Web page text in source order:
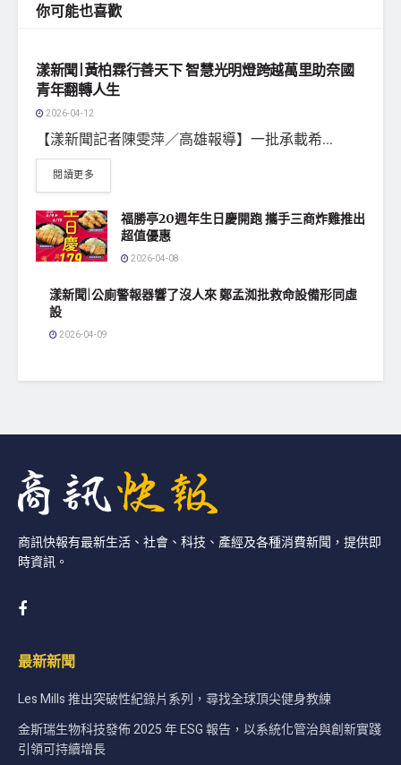
你可能也喜歡
漾新聞|黃柏霖行善天下 智慧光明燈跨越萬里助奈國
青年翻轉人生
2026-04-12
【漾新聞記者陳雯萍／高雄報導】一批承載希...
閱讀更多
福勝亭20週年生日慶開跑 攜手三商炸雞推出
超值優惠
2026-04-08
漾新聞|公廁警報器響了沒人來 鄭孟洳批救命設備形同虛
設
2026-04-09
商訊快報有最新生活、社會、科技、產經及各種消費新聞，提供即
時資訊。
最新新聞
Les Mills 推出突破性紀錄片系列，尋找全球頂尖健身教練
金斯瑞生物科技發佈 2025 年 ESG 報告，以系統化管治與創新實踐
引領可持續增長